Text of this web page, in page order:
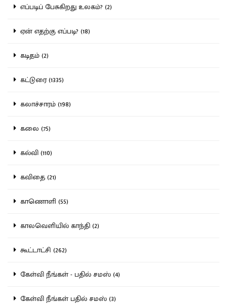
எப்படிப் பேசுகிறது உலகம்? (2)
ஏன் எதற்கு எப்படி? (18)
கடிதம் (2)
கட்டுரை (1335)
கலாச்சாரம் (198)
கலை (75)
கல்வி (110)
கவிதை (21)
காணொளி (55)
காலவெளியில் காந்தி (2)
கூட்டாட்சி (262)
கேள்வி நீங்கள் - பதில் சமஸ் (4)
கேள்வி நீங்கள் பதில் சமஸ் (3)